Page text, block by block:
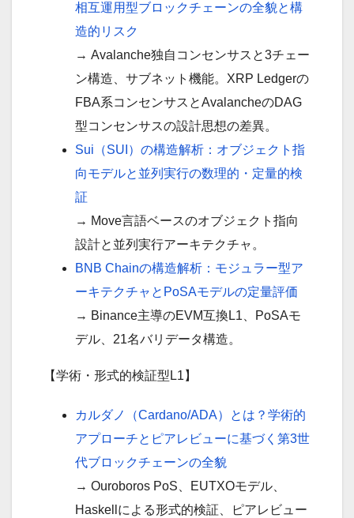
相互運用型ブロックチェーンの全貌と構
造的リスク
→ Avalanche独自コンセンサスと3チェー
ン構造、サブネット機能。XRP Ledgerの
FBA系コンセンサスとAvalancheのDAG
型コンセンサスの設計思想の差異。
Sui（SUI）の構造解析：オブジェクト指
向モデルと並列実行の数理的・定量的検
証
→ Move言語ベースのオブジェクト指向
設計と並列実行アーキテクチャ。
BNB Chainの構造解析：モジュラー型ア
ーキテクチャとPoSAモデルの定量評価
→ Binance主導のEVM互換L1、PoSAモ
デル、21名バリデータ構造。
【学術・形式的検証型L1】
カルダノ（Cardano/ADA）とは？学術的
アプローチとピアレビューに基づく第3世
代ブロックチェーンの全貌
→ Ouroboros PoS、EUTXOモデル、
Haskellによる形式的検証、ピアレビュー